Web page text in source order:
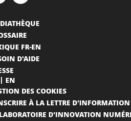
FR-EN
D'AIDE
EN
DES COOKIES
À LA LETTRE D'INFORMATION
D'INNOVATION